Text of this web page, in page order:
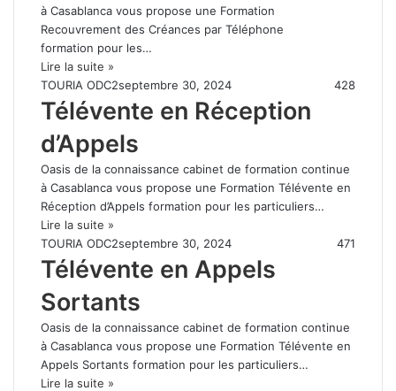
à Casablanca vous propose une Formation
Recouvrement des Créances par Téléphone
formation pour les…
Lire la suite »
TOURIA ODC2septembre 30, 2024 428
Télévente en Réception
d’Appels
Oasis de la connaissance cabinet de formation continue
à Casablanca vous propose une Formation Télévente en
Réception d’Appels formation pour les particuliers…
Lire la suite »
TOURIA ODC2septembre 30, 2024 471
Télévente en Appels
Sortants
Oasis de la connaissance cabinet de formation continue
à Casablanca vous propose une Formation Télévente en
Appels Sortants formation pour les particuliers…
Lire la suite »